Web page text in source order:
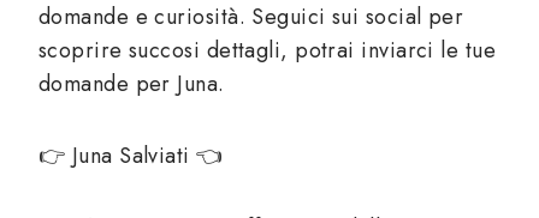
domande e curiosità. Seguici sui social per
scoprire succosi dettagli, potrai inviarci le tue
domande per Juna.
👉 Juna Salviati 👈